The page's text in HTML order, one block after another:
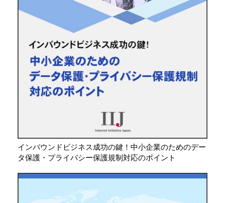
インバウンドビジネス成功の鍵！中小企業のためのデー
タ保護・プライバシー保護規制対応のポイント